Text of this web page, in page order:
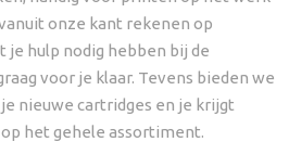
onze kant rekenen op
je hulp nodig hebben bij de
voor je klaar. Tevens bieden we
nieuwe cartridges en je krijgt
het gehele assortiment.